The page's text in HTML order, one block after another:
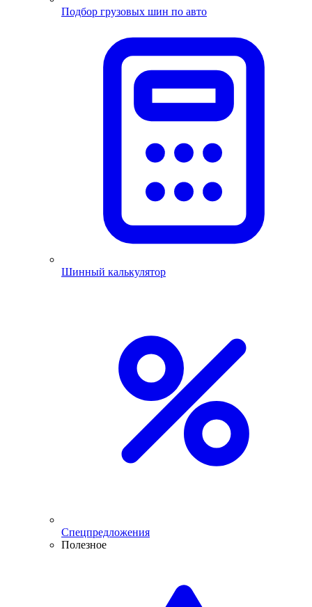
Подбор грузовых шин по авто
Шинный калькулятор
Спецпредложения
Полезное